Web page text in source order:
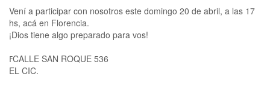
Vení a participar con nosotros este domingo 20 de abril, a las 17
hs, acá en Florencia.
¡Dios tiene algo preparado para vos!
ߓCALLE SAN ROQUE 536
EL CIC.